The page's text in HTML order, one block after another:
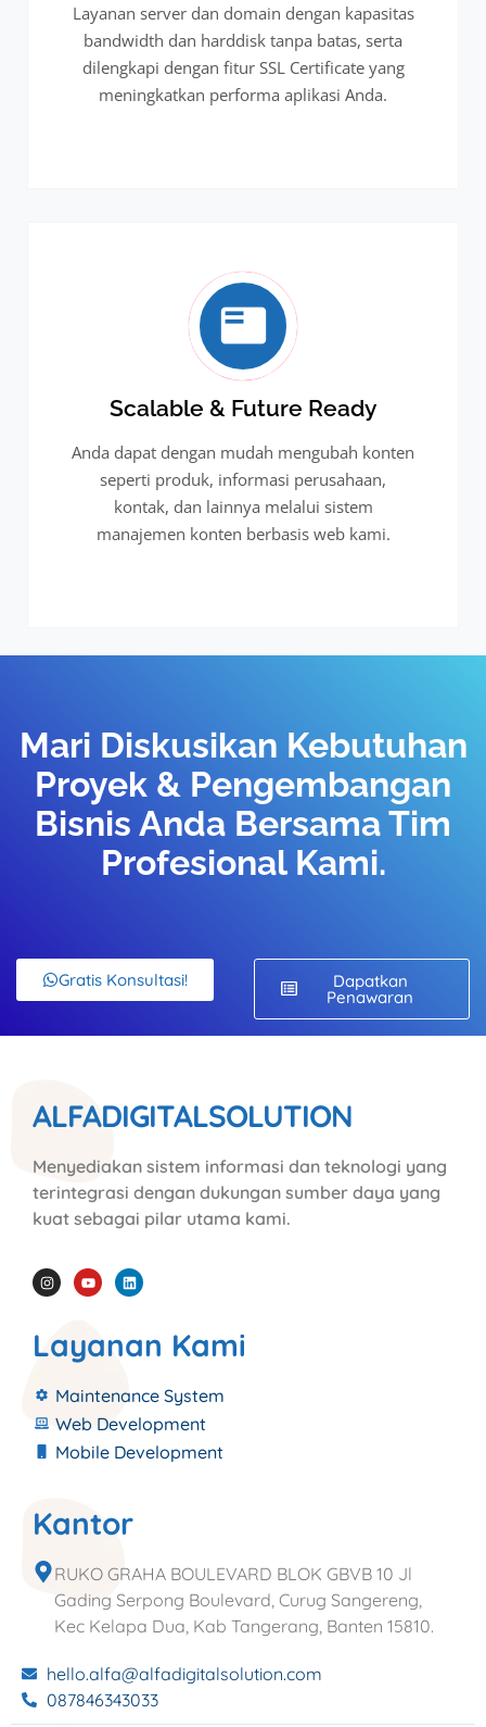
Layanan server dan domain dengan kapasitas
bandwidth dan harddisk tanpa batas, serta
dilengkapi dengan fitur SSL Certificate yang
meningkatkan performa aplikasi Anda.
Scalable & Future Ready
Anda dapat dengan mudah mengubah konten
seperti produk, informasi perusahaan,
kontak, dan lainnya melalui sistem
manajemen konten berbasis web kami.
Mari Diskusikan Kebutuhan
Proyek & Pengembangan
Bisnis Anda Bersama Tim
Profesional Kami.
Gratis Konsultasi! Dapatkan
Penawaran
ALFADIGITALSOLUTION
Menyediakan sistem informasi dan teknologi yang
terintegrasi dengan dukungan sumber daya yang
kuat sebagai pilar utama kami.
Layanan Kami
Maintenance System
Web Development
Mobile Development
Kantor
RUKO GRAHA BOULEVARD BLOK GBVB 10 Jl
Gading Serpong Boulevard, Curug Sangereng,
Kec Kelapa Dua, Kab Tangerang, Banten 15810.
hello.alfa@alfadigitalsolution.com
087846343033